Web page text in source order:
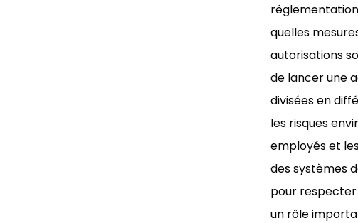
quelles
autorisations
de lancer une
divisées en
les risques
employés et
des systèmes
pour respecter
un rôle